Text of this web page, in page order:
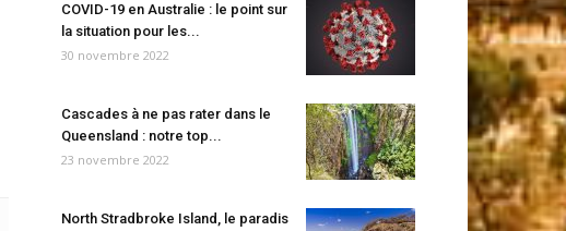
COVID-19 en Australie : le point sur
la situation pour les...
30 novembre 2022
Cascades à ne pas rater dans le
Queensland : notre top...
23 novembre 2022
North Stradbroke Island, le paradis